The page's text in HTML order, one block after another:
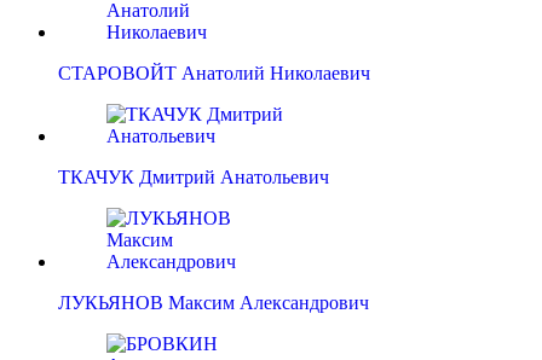
СТАРОВОЙТ Анатолий Николаевич
ТКАЧУК Дмитрий Анатольевич
ЛУКЬЯНОВ Максим Александрович